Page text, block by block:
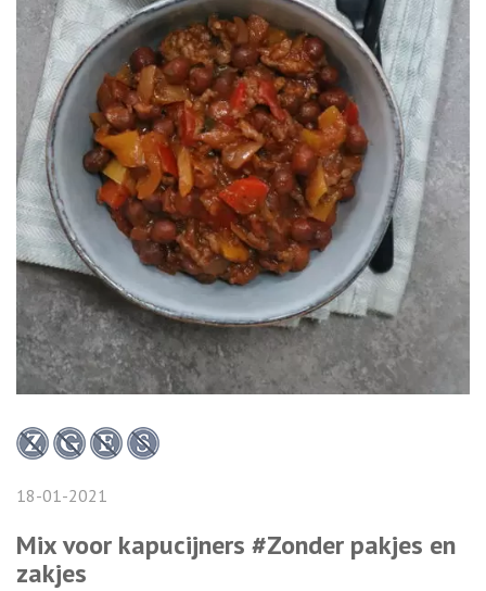
18-01-2021
Mix voor kapucijners #Zonder pakjes en
zakjes